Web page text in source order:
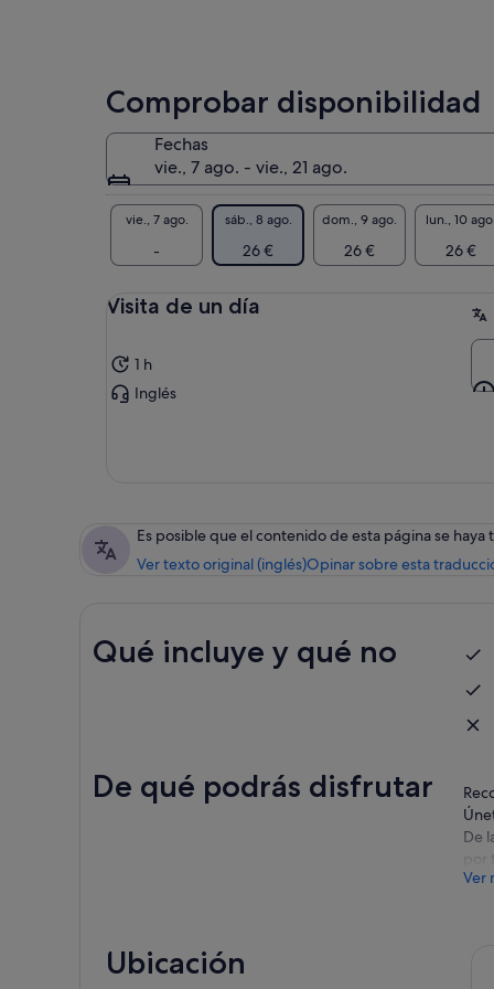
Comprobar disponibilidad
Fechas
vie., 7 ago. - vie., 21 ago.
vie., 7 ago.
-
sáb., 8 ago.
26 €
dom., 9 ago.
26 €
lun., 10
26 €
Visita de un día
1 h
Inglés
Es posible que el contenido de esta página se
Ver texto original (inglés)Opinar sobre esta
Qué incluye y qué no
De qué podrás disfrutar
De
Ver
Ubicación